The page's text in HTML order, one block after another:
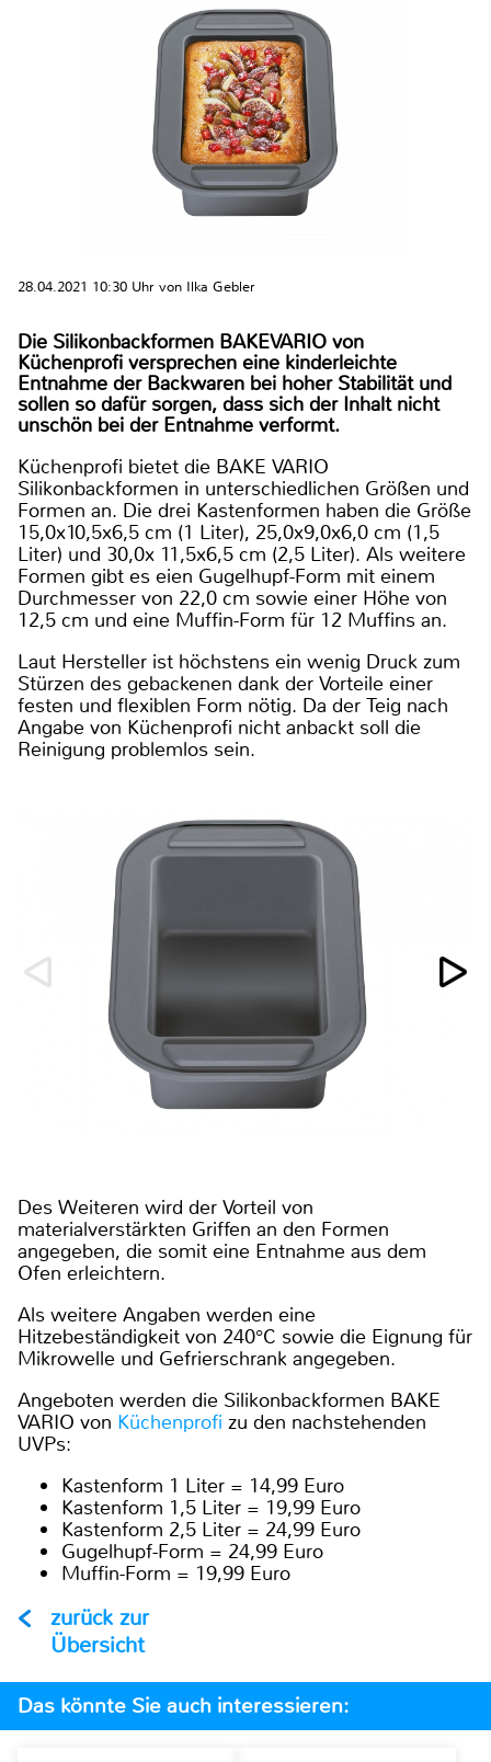
28.04.2021 10:30 Uhr von Ilka Gebler
Die Silikonbackformen BAKEVARIO von
Küchenprofi versprechen eine kinderleichte
Entnahme der Backwaren bei hoher Stabilität und
sollen so dafür sorgen, dass sich der Inhalt nicht
unschön bei der Entnahme verformt.
Küchenprofi bietet die BAKE VARIO
Silikonbackformen in unterschiedlichen Größen und
Formen an. Die drei Kastenformen haben die Größe
15,0x10,5x6,5 cm (1 Liter), 25,0x9,0x6,0 cm (1,5
Liter) und 30,0x 11,5x6,5 cm (2,5 Liter). Als weitere
Formen gibt es eien Gugelhupf-Form mit einem
Durchmesser von 22,0 cm sowie einer Höhe von
12,5 cm und eine Muffin-Form für 12 Muffins an.
Laut Hersteller ist höchstens ein wenig Druck zum
Stürzen des gebackenen dank der Vorteile einer
festen und flexiblen Form nötig. Da der Teig nach
Angabe von Küchenprofi nicht anbackt soll die
Reinigung problemlos sein.
Des Weiteren wird der Vorteil von
materialverstärkten Griffen an den Formen
angegeben, die somit eine Entnahme aus dem
Ofen erleichtern.
Als weitere Angaben werden eine
Hitzebeständigkeit von 240°C sowie die Eignung für
Mikrowelle und Gefrierschrank angegeben.
Angeboten werden die Silikonbackformen BAKE
VARIO von Küchenprofi zu den nachstehenden
UVPs:
Kastenform 1 Liter = 14,99 Euro
Kastenform 1,5 Liter = 19,99 Euro
Kastenform 2,5 Liter = 24,99 Euro
Gugelhupf-Form = 24,99 Euro
Muffin-Form = 19,99 Euro
zurück zur
Übersicht
Das könnte Sie auch interessieren: